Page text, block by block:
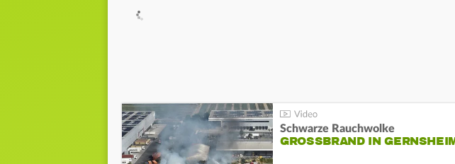
Schwarze Rauchwolke
GROSSBRAND IN GERNSHEIM